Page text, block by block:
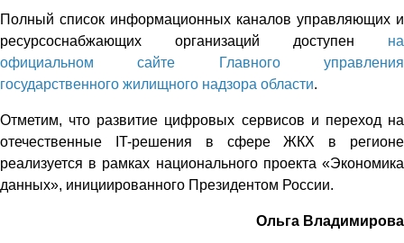
Полный список информационных каналов управляющих и
ресурсоснабжающих организаций доступен на
официальном сайте Главного управления
государственного жилищного надзора области.
Отметим, что развитие цифровых сервисов и переход на
отечественные IT-решения в сфере ЖКХ в регионе
реализуется в рамках национального проекта «Экономика
данных», инициированного Президентом России.
Ольга Владимирова